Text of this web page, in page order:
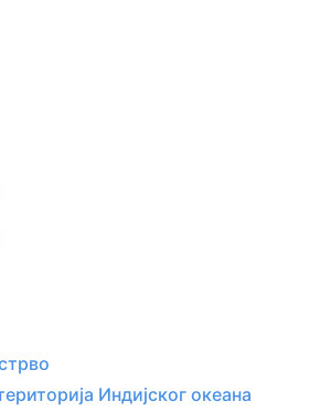
Индијског океана